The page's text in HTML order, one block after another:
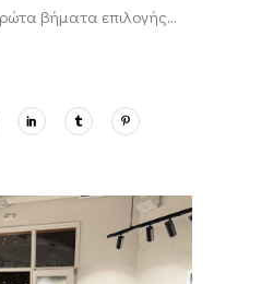
βήματα επιλογής